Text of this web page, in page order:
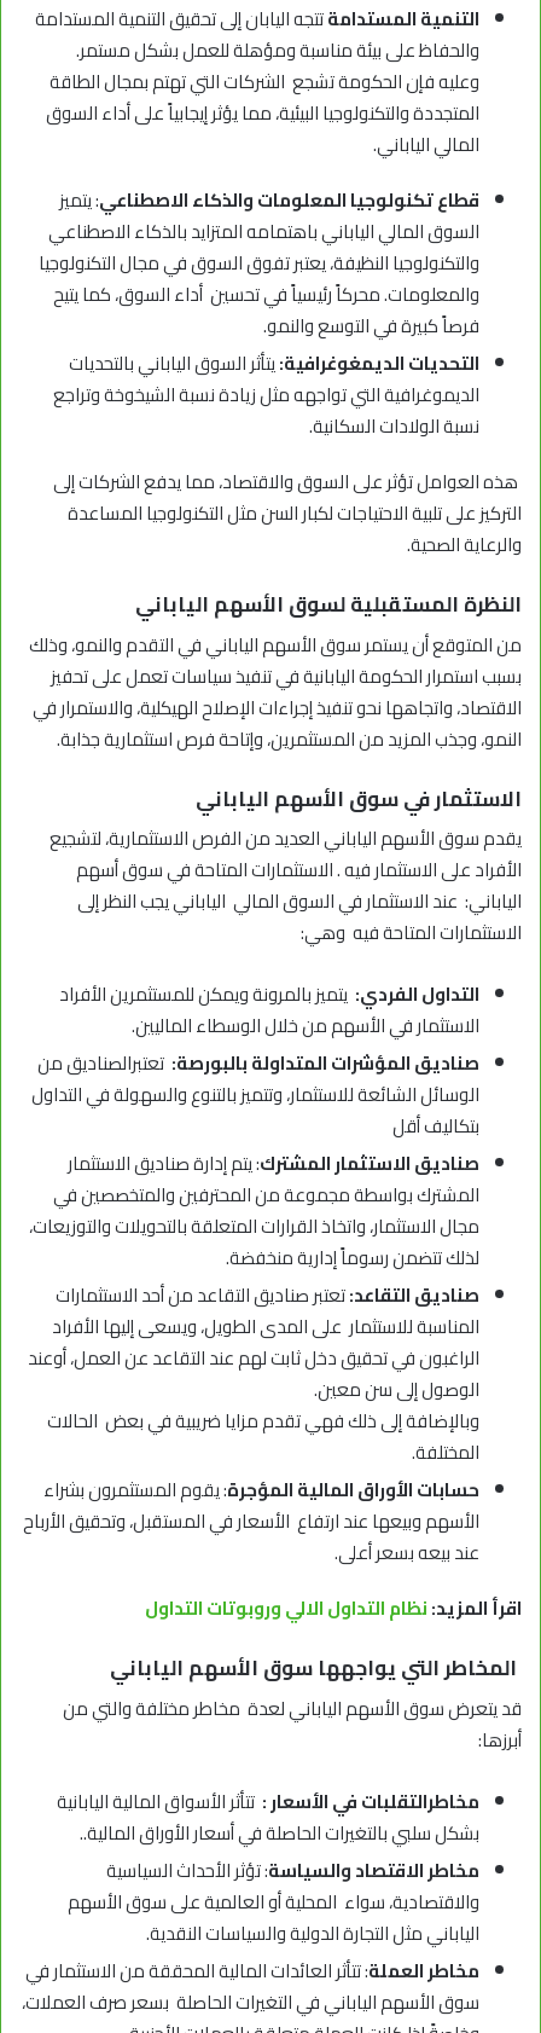
التنمية المستدامةتتجه اليابان إلى تحقيق التنمية المستدامة
والحفاظ على بيئة مناسبة ومؤهلة للعمل بشكل مستمر.
وعليه فإن الحكومة تشجع الشركات التي تهتم بمجال الطاقة
المتجددة والتكنولوجيا البيئية، مما يؤثر إيجابياً على أداء السوق
المالي الياباني.
قطاع تكنولوجيا المعلومات والذكاء الاصطناعي: يتميز
السوق المالي الياباني باهتمامه المتزايد بالذكاء الاصطناعي
والتكنولوجيا النظيفة، يعتبر تفوق السوق في مجال التكنولوجيا
والمعلومات. محركاً رئيسياً في تحسين أداء السوق، كما يتيح
فرصاً كبيرة في التوسع والنمو.
التحديات الديمغوغرافية:يتأثر السوق الياباني بالتحديات
الديموغرافية التي تواجهه مثل زيادة نسبة الشيخوخة وتراجع
نسبة الولادات السكانية.
هذه العوامل تؤثر على السوق والاقتصاد، مما يدفع الشركات إلى
التركيز على تلبية الاحتياجات لكبار السن مثل التكنولوجيا المساعدة
والرعاية الصحية.
النظرة المستقبلية لسوق الأسهم الياباني
من المتوقع أن يستمر سوق الأسهم الياباني في التقدم والنمو، وذلك
بسبب استمرار الحكومة اليابانية في تنفيذ سياسات تعمل على تحفيز
الاقتصاد، واتجاهها نحو تنفيذ إجراءات الإصلاح الهيكلية، والاستمرار في
النمو، وجذب المزيد من المستثمرين، وإتاحة فرص استثمارية جذابة.
الاستثمار في سوق الأسهم الياباني
يقدم سوق الأسهم الياباني العديد من الفرص الاستثمارية، لتشجيع
الأفراد على الاستثمار فيه . الاستثمارات المتاحة في سوق أسهم
الياباني: عند الاستثمار في السوق المالي الياباني يجب النظر إلى
الاستثمارات المتاحة فيه وهي:
التداول الفردي: يتميز بالمرونة ويمكن للمستثمرين الأفراد
الاستثمار في الأسهم من خلال الوسطاء الماليين.
صناديق المؤشرات المتداولة بالبورصة: تعتبرالصناديق من
الوسائل الشائعة للاستثمار، وتتميز بالتنوع والسهولة في التداول
بتكاليف أقل
صناديق الاستثمار المشترك: يتم إدارة صناديق الاستثمار
المشترك بواسطة مجموعة من المحترفين والمتخصصين في
مجال الاستثمار، واتخاذ القرارات المتعلقة بالتحويلات والتوزيعات،
لذلك تتضمن رسوماً إدارية منخفضة.
صناديق التقاعد:تعتبر صناديق التقاعد من أحد الاستثمارات
المناسبة للاستثمار على المدى الطويل، ويسعى إليها الأفراد
الراغبون في تحقيق دخل ثابت لهم عند التقاعد عن العمل، أوعند
الوصول إلى سن معين.
وبالإضافة إلى ذلك فهي تقدم مزايا ضريبية في بعض الحالات
المختلفة.
حسابات الأوراق المالية المؤجرة: يقوم المستثمرون بشراء
الأسهم وبيعها عند ارتفاع الأسعار في المستقبل، وتحقيق الأرباح
عند بيعه بسعر أعلى.
اقرأ المزيد:نظام التداول الالي وروبوتات التداول
المخاطر التي يواجهها سوق الأسهم الياباني
قد يتعرض سوق الأسهم الياباني لعدة مخاطر مختلفة والتي من
أبرزها:
مخاطرالتقلبات في الأسعار : تتأثر الأسواق المالية اليابانية
بشكل سلبي بالتغيرات الحاصلة في أسعار الأوراق المالية..
مخاطر الاقتصاد والسياسة: تؤثر الأحداث السياسية
والاقتصادية، سواء المحلية أو العالمية على سوق الأسهم
الياباني مثل التجارة الدولية والسياسات النقدية.
مخاطر العملة: تتأثر العائدات المالية المحققة من الاستثمار في
سوق الأسهم الياباني في التغيرات الحاصلة بسعر صرف العملات،